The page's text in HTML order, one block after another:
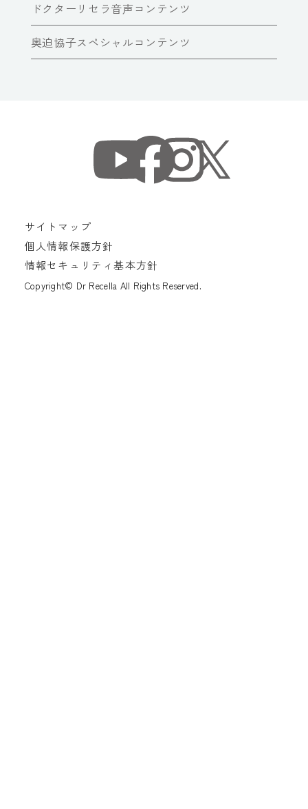
ドクターリセラ音声コンテンツ
奥迫協子スペシャルコンテンツ
サイトマップ
個人情報保護方針
情報セキュリティ基本方針
Copyright© Dr Recella All Rights Reserved.